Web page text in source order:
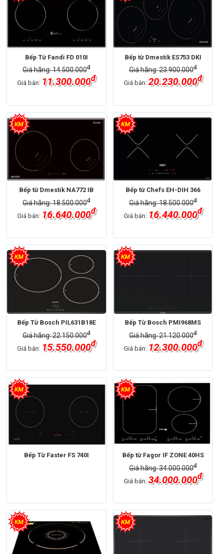
Bếp Từ Fandi FD 010I
Giá hãng: 14.500.000đ
Giá bán: 11.300.000đ
Bếp từ Dmestik ES753 DKI
Giá hãng: 23.900.000đ
Giá bán: 20.230.000đ
Bếp từ Dmestik NA772 IB
Giá hãng: 18.500.000đ
Giá bán: 16.640.000đ
Bếp từ Chefs EH-DIH 366
Giá hãng: 18.500.000đ
Giá bán: 16.440.000đ
Bếp Từ Bosch PIL631B18E
Giá hãng: 22.150.000đ
Giá bán: 15.550.000đ
Bếp Từ Bosch PMI968MS
Giá hãng: 21.120.000đ
Giá bán: 12.300.000đ
Bếp Từ Faster FS 740I Bếp từ Fagor IF ZONE 40HS
Giá hãng: 34.000.000đ
Giá bán: 34.000.000đ